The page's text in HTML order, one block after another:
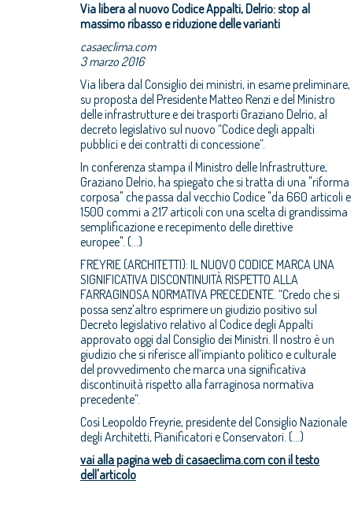
Via libera al nuovo Codice Appalti, Delrio: stop al
massimo ribasso e riduzione delle varianti
casaeclima.com
3 marzo 2016
Via libera dal Consiglio dei ministri, in esame preliminare,
su proposta del Presidente Matteo Renzi e del Ministro
delle infrastrutture e dei trasporti Graziano Delrio, al
decreto legislativo sul nuovo “Codice degli appalti
pubblici e dei contratti di concessione”.
In conferenza stampa il Ministro delle Infrastrutture,
Graziano Delrio, ha spiegato che si tratta di una "riforma
corposa" che passa dal vecchio Codice "da 660 articoli e
1500 commi a 217 articoli con una scelta di grandissima
semplificazione e recepimento delle direttive
europee". (...)
FREYRIE (ARCHITETTI): IL NUOVO CODICE MARCA UNA
SIGNIFICATIVA DISCONTINUITÀ RISPETTO ALLA
FARRAGINOSA NORMATIVA PRECEDENTE. “Credo che si
possa senz’altro esprimere un giudizio positivo sul
Decreto legislativo relativo al Codice degli Appalti
approvato oggi dal Consiglio dei Ministri. Il nostro è un
giudizio che si riferisce all’impianto politico e culturale
del provvedimento che marca una significativa
discontinuità rispetto alla farraginosa normativa
precedente”.
Così Leopoldo Freyrie, presidente del Consiglio Nazionale
degli Architetti, Pianificatori e Conservatori. (...)
vai alla pagina web di casaeclima.com con il testo
dell'articolo